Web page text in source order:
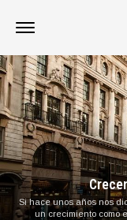
Si hace unos años nos
un crecimiento como